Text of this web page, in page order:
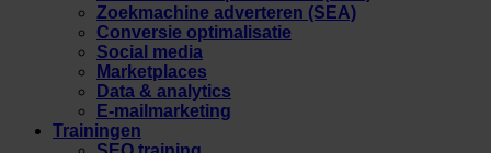
Zoekmachine adverteren (SEA)
Conversie optimalisatie
Social media
Marketplaces
Data & analytics
E-mailmarketing
Trainingen